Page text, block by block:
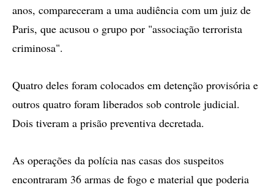
anos, compareceram a uma audiência com um juiz de
Paris, que acusou o grupo por "associação terrorista
criminosa".
Quatro deles foram colocados em detenção provisória e
outros quatro foram liberados sob controle judicial.
Dois tiveram a prisão preventiva decretada.
As operações da polícia nas casas dos suspeitos
encontraram 36 armas de fogo e material que poderia